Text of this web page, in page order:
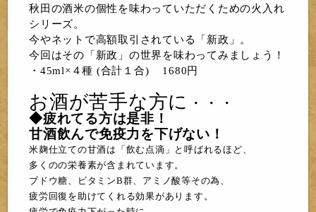
秋田の酒米の個性を味わっていただくための火入れ
シリーズ。
今やネットで高額取引されている「新政」。
今回はその「新政」の世界を味わってみましょう！
・45ml×４種 (合計１合) 1680円
お酒が苦手な方に ・・・
◆疲れてる方は是非！
甘酒飲んで免疫力を下げない！
米麹仕立ての甘酒は「飲む点滴」と呼ばれるほど、
多くのの栄養素が含まれています。
ブドウ糖、ビタミンB群、アミノ酸等その為、
疲労回復を助けてくれる効果があります。